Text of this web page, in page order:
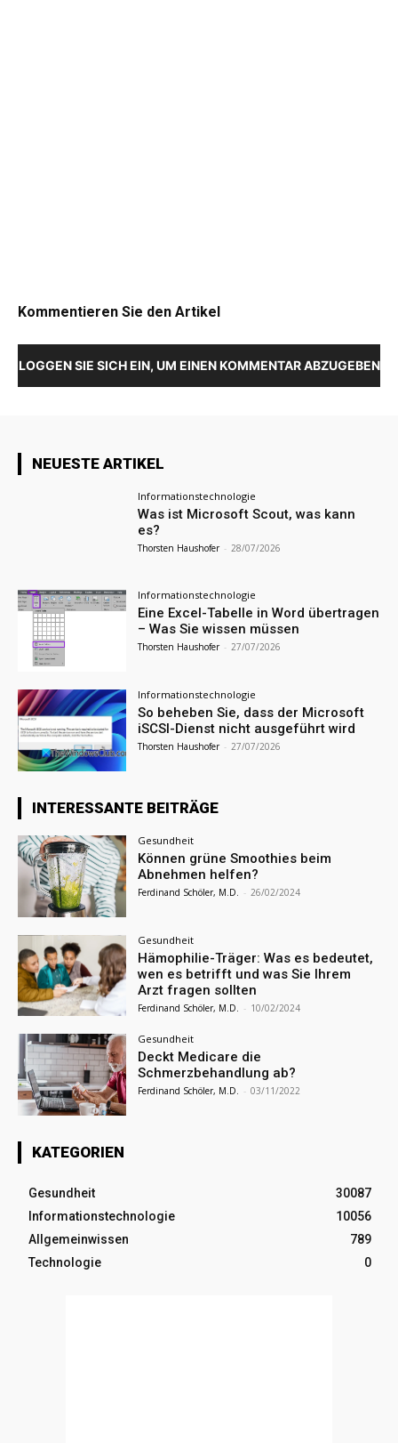
Kommentieren Sie den Artikel
LOGGEN SIE SICH EIN, UM EINEN KOMMENTAR ABZUGEBEN
NEUESTE ARTIKEL
Informationstechnologie
Was ist Microsoft Scout, was kann
es?
Thorsten Haushofer - 28/07/2026
Informationstechnologie
Eine Excel-Tabelle in Word übertragen
– Was Sie wissen müssen
Thorsten Haushofer - 27/07/2026
Informationstechnologie
So beheben Sie, dass der Microsoft
iSCSI-Dienst nicht ausgeführt wird
Thorsten Haushofer - 27/07/2026
INTERESSANTE BEITRÄGE
Gesundheit
Können grüne Smoothies beim
Abnehmen helfen?
Ferdinand Schöler, M.D. - 26/02/2024
Gesundheit
Hämophilie-Träger: Was es bedeutet,
wen es betrifft und was Sie Ihrem
Arzt fragen sollten
Ferdinand Schöler, M.D. - 10/02/2024
Gesundheit
Deckt Medicare die
Schmerzbehandlung ab?
Ferdinand Schöler, M.D. - 03/11/2022
KATEGORIEN
Gesundheit
30087
Informationstechnologie
10056
Allgemeinwissen
789
Technologie
0